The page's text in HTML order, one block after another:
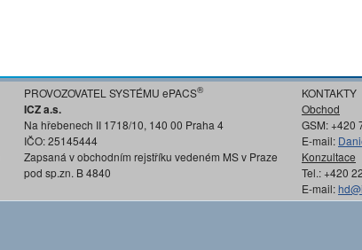
PROVOZOVATEL SYSTÉMU ePACS®
ICZ a.s.
Na hřebenech II 1718/10, 140 00 Praha 4
IČO: 25145444
Zapsaná v obchodním rejstříku vedeném MS v Praze
pod sp.zn. B 4840
KONTAKTY
Obchod
GSM: +420
E-mail:
Konzultace
Tel.: +420
E-mail: